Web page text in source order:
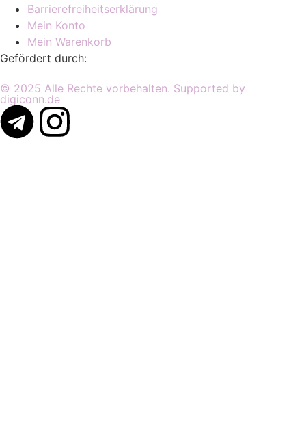
Barrierefreiheitserklärung
Mein Konto
Mein Warenkorb
Gefördert durch:
© 2025 Alle Rechte vorbehalten. Supported by
digiconn.de